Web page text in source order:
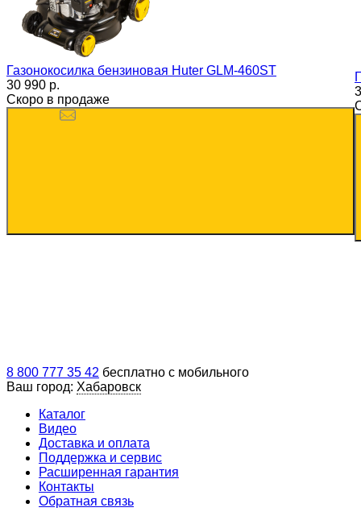
Газонокосилка бензиновая Huter GLM-460ST
30 990 p.
Скоро в продаже
8 800 777 35 42 бесплатно с мобильного
Ваш город: Хабаровск
Каталог
Видео
Доставка и оплата
Поддержка и сервис
Расширенная гарантия
Контакты
Обратная связь